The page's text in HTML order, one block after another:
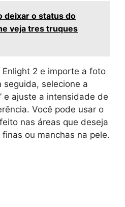
deixar o status do
veja tres truques
2 e importe a foto
seguida, selecione a
e ajuste a intensidade de
Você pode usar o
nas áreas que deseja
ou manchas na pele.